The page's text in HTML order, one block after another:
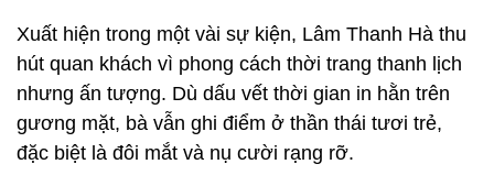
Xuất hiện trong một vài sự kiện, Lâm Thanh Hà thu
hút quan khách vì phong cách thời trang thanh lịch
nhưng ấn tượng. Dù dấu vết thời gian in hằn trên
gương mặt, bà vẫn ghi điểm ở thần thái tươi trẻ,
đặc biệt là đôi mắt và nụ cười rạng rỡ.